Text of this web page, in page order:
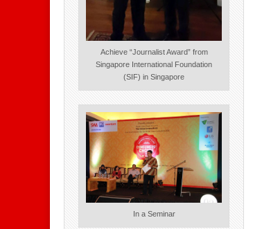
Achieve “Journalist Award” from
Singapore International Foundation
(SIF) in Singapore
In a Seminar